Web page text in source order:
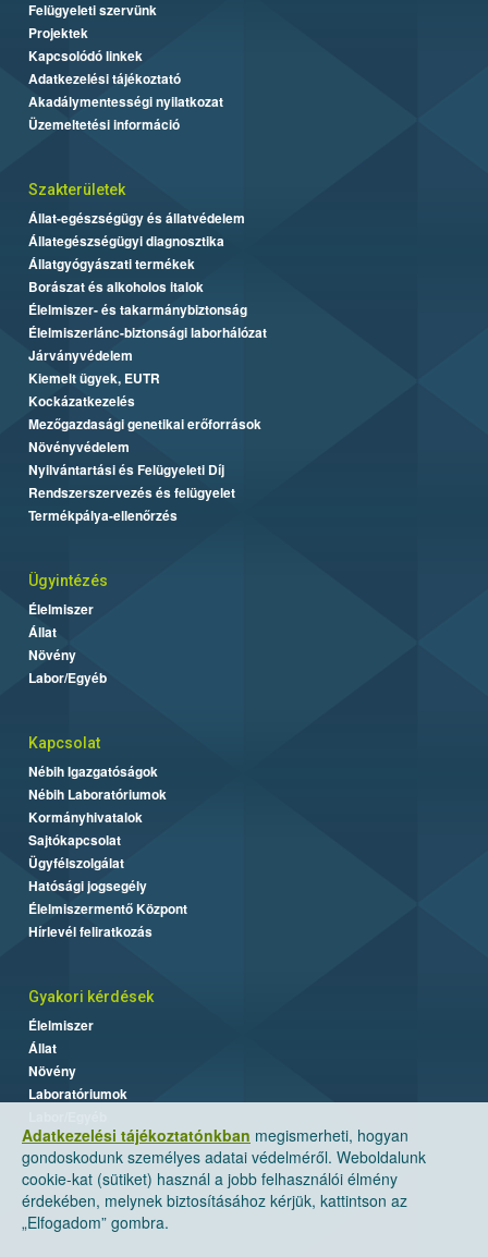
Adatkezelési tájékoztatónkban megismerheti, hogyan
gondoskodunk személyes adatai védelméről. Weboldalunk
cookie-kat (sütiket) használ a jobb felhasználói élmény
érdekében, melynek biztosításához kérjük, kattintson az
„Elfogadom” gombra.
Felügyeleti szervünk
Projektek
Kapcsolódó linkek
Adatkezelési tájékoztató
Akadálymentességi nyilatkozat
Üzemeltetési információ
Szakterületek
Állat-egészségügy és állatvédelem
Állategészségügyi diagnosztika
Állatgyógyászati termékek
Borászat és alkoholos italok
Élelmiszer- és takarmánybiztonság
Élelmiszerlánc-biztonsági laborhálózat
Járványvédelem
Kiemelt ügyek, EUTR
Kockázatkezelés
Mezőgazdasági genetikai erőforrások
Növényvédelem
Nyilvántartási és Felügyeleti Díj
Rendszerszervezés és felügyelet
Termékpálya-ellenőrzés
Ügyintézés
Élelmiszer
Állat
Növény
Labor/Egyéb
Kapcsolat
Nébih Igazgatóságok
Nébih Laboratóriumok
Kormányhivatalok
Sajtókapcsolat
Ügyfélszolgálat
Hatósági jogsegély
Élelmiszermentő Központ
Hírlevél feliratkozás
Gyakori kérdések
Élelmiszer
Állat
Növény
Laboratóriumok